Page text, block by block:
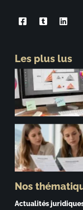
Les plus lus
Nos
Actualités